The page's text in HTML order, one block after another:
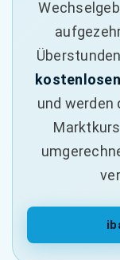
und werden